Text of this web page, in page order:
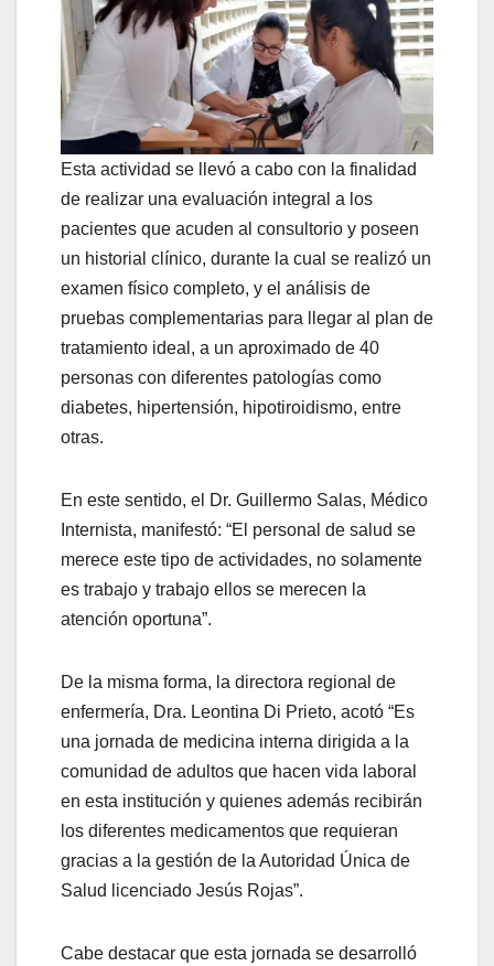
Esta actividad se llevó a cabo con la finalidad
de realizar una evaluación integral a los
pacientes que acuden al consultorio y poseen
un historial clínico, durante la cual se realizó un
examen físico completo, y el análisis de
pruebas complementarias para llegar al plan de
tratamiento ideal, a un aproximado de 40
personas con diferentes patologías como
diabetes, hipertensión, hipotiroidismo, entre
otras.
En este sentido, el Dr. Guillermo Salas, Médico
Internista, manifestó: “El personal de salud se
merece este tipo de actividades, no solamente
es trabajo y trabajo ellos se merecen la
atención oportuna”.
De la misma forma, la directora regional de
enfermería, Dra. Leontina Di Prieto, acotó “Es
una jornada de medicina interna dirigida a la
comunidad de adultos que hacen vida laboral
en esta institución y quienes además recibirán
los diferentes medicamentos que requieran
gracias a la gestión de la Autoridad Única de
Salud licenciado Jesús Rojas”.
Cabe destacar que esta jornada se desarrolló